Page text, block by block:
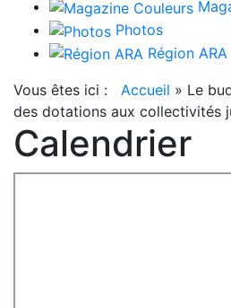
Photos
Région ARA
Vous êtes ici : Accueil » Le
des dotations aux collectivités
Calendrier